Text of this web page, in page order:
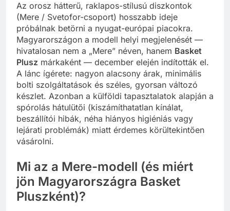
Az orosz hátterű, raklapos-stílusú diszkontok
(Mere / Svetofor-csoport) hosszabb ideje
próbálnak betörni a nyugat-európai piacokra.
Magyarországon a modell helyi megjelenését —
hivatalosan nem a „Mere” néven, hanem Basket
Plusz márkaként — december elején indították el.
A lánc ígérete: nagyon alacsony árak, minimális
bolti szolgáltatások és széles, gyorsan változó
készlet. Azonban a külföldi tapasztalatok alapján a
spórolás hátulütői (kiszámíthatatlan kínálat,
beszállítói hibák, néha hiányos higiéniás vagy
lejárati problémák) miatt érdemes körültekintően
vásárolni.
Mi az a Mere-modell (és miért
jön Magyarországra Basket
Pluszként)?